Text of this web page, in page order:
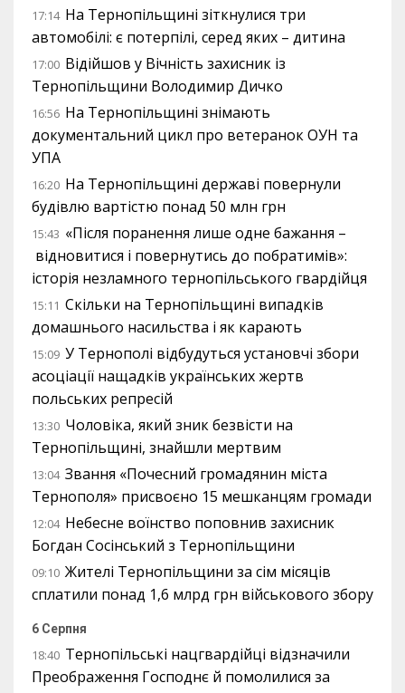
17:14 На Тернопільщині зіткнулися три
автомобілі: є потерпілі, серед яких – дитина
17:00 Відійшов у Вічність захисник із
Тернопільщини Володимир Дичко
16:56 На Тернопільщині знімають
документальний цикл про ветеранок ОУН та
УПА
16:20 На Тернопільщині державі повернули
будівлю вартістю понад 50 млн грн
15:43 «Після поранення лише одне бажання –
відновитися і повернутись до побратимів»:
історія незламного тернопільського гвардійця
15:11 Скільки на Тернопільщині випадків
домашнього насильства і як карають
15:09 У Тернополі відбудуться установчі збори
асоціації нащадків українських жертв
польських репресій
13:30 Чоловіка, який зник безвісти на
Тернопільщині, знайшли мертвим
13:04 Звання «Почесний громадянин міста
Тернополя» присвоєно 15 мешканцям громади
12:04 Небесне воїнство поповнив захисник
Богдан Сосінський з Тернопільщини
09:10 Жителі Тернопільщини за сім місяців
сплатили понад 1,6 млрд грн військового збору
6 Серпня
18:40 Тернопільські нацгвардійці відзначили
Преображення Господнє й помолилися за